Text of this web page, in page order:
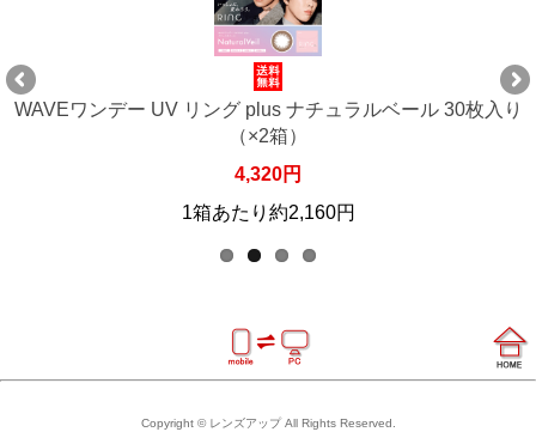
WAVEワンデー UV リング plus ナチュラルベール 30枚入り
（×2箱）
4,320円
1箱あたり約2,160円
Copyright © レンズアップ All Rights Reserved.